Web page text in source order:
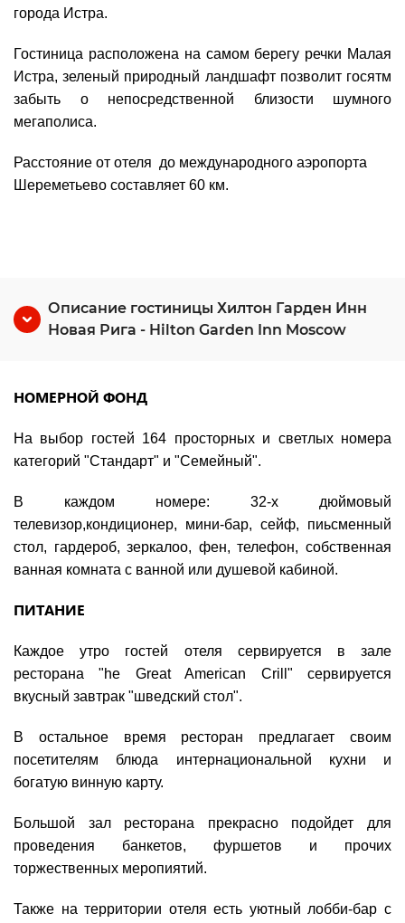
города Истра.
Гостиница расположена на самом берегу речки Малая
Истра, зеленый природный ландшафт позволит госятм
забыть о непосредственной близости шумного
мегаполиса.
Расстояние от отеля до международного аэропорта
Шереметьево составляет 60 км.
Описание гостиницы Хилтон Гарден Инн
Новая Рига - Hilton Garden Inn Moscow
НОМЕРНОЙ ФОНД
На выбор гостей 164 просторных и светлых номера
категорий "Стандарт" и "Семейный".
В каждом номере: 32-х дюймовый
телевизор,кондиционер, мини-бар, сейф, пиьсменный
стол, гардероб, зеркалоо, фен, телефон, собственная
ванная комната с ванной или душевой кабиной.
ПИТАНИЕ
Каждое утро гостей отеля сервируется в зале
ресторана "he Great American Crill" сервируется
вкусный завтрак "шведский стол".
В остальное время ресторан предлагает своим
посетителям блюда интернациональной кухни и
богатую винную карту.
Большой зал ресторана прекрасно подойдет для
проведения банкетов, фуршетов и прочих
торжественных меропиятий.
Также на территории отеля есть уютный лобби-бар с